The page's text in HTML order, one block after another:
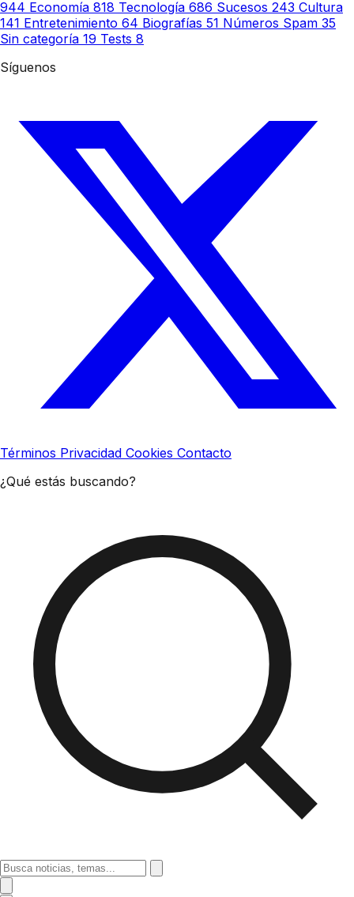
944 Economía 818 Tecnología 686 Sucesos 243 Cultura
141 Entretenimiento 64 Biografías 51 Números Spam 35
Sin categoría 19 Tests 8
Síguenos
Términos Privacidad Cookies Contacto
¿Qué estás buscando?